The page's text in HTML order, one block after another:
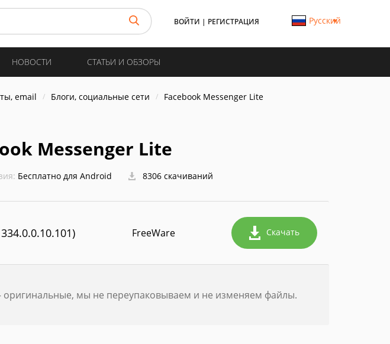
ВОЙТИ | РЕГИСТРАЦИЯ Русский
НОВОСТИ СТАТЬИ И ОБЗОРЫ
email Блоги, социальные сети Facebook Messenger Lite
Messenger Lite
Бесплатно для Android 8306 скачиваний
FreeWare Скачать
мы не переупаковываем и не изменяем файлы.